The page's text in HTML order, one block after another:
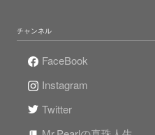
チャンネル
FaceBook
Instagram
Twitter